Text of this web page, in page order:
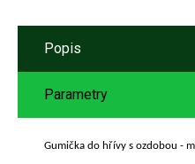
Popis
Parametry
Gumička do hřívy s ozdobou -